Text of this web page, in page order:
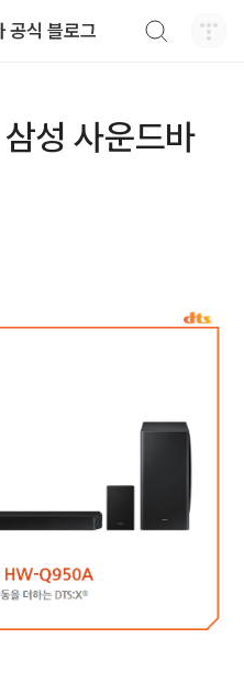
공식 블로그
성 사운드바